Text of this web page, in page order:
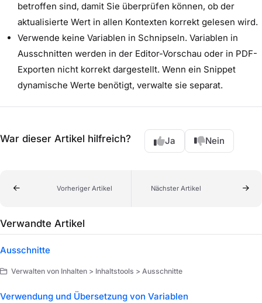
betroffen sind, damit Sie überprüfen können, ob der
aktualisierte Wert in allen Kontexten korrekt gelesen wird.
Verwende keine Variablen in Schnipseln. Variablen in
Ausschnitten werden in der Editor-Vorschau oder in PDF-
Exporten nicht korrekt dargestellt. Wenn ein Snippet
dynamische Werte benötigt, verwalte sie separat.
War dieser Artikel hilfreich? Ja Nein
Vorheriger Artikel Nächster Artikel
Verwandte Artikel
Ausschnitte
Verwalten von Inhalten > Inhaltstools > Ausschnitte
Verwendung und Übersetzung von Variablen